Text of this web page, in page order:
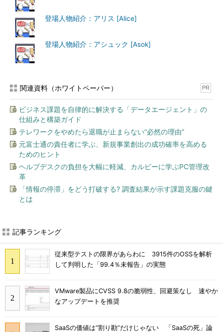
登場人物紹介：アリス [Alice]
登場人物紹介：アシュック [Asok]
関連資料（ホワイトペーパー） PR
ビジネス課題を自律的に解決する「データエージェント」の
仕組みと構築ガイド
テレワークをやめたら退職が止まらない“必然の理由”
元富士通の責任者に学ぶ、新規事業創出の成功確率を高める
ためのヒント
ヘルプデスクの負担を大幅に軽減、カルビーに学ぶPC管理改
革
「情報の停滞」をどう打破する? 調査結果が示す課題克服の鍵
とは
記事ランキング
従来型テストの限界があらわに 3915件のOSSを解析
して判明した「99.4％未報告」の実態
VMware製品にCVSS 9.8の脆弱性、回避策なし 速やか
なアップデートを推奨
SaaSの価値は“割り勘”だけじゃない 「SaaSの死」論